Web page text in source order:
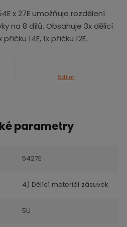
x 27E umožňuje rozdělení
na 8 dílů. Obsahuje 3x dělicí
14E, 1x příčku 12E.
Sdílet
parametry
5427E
4) Dělící materiál zásuvek
5U